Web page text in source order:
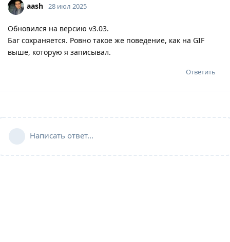
aash 28 июл 2025
Обновился на версию v3.03.
Баг сохраняется. Ровно такое же поведение, как на GIF
выше, которую я записывал.
Ответить
Написать ответ...